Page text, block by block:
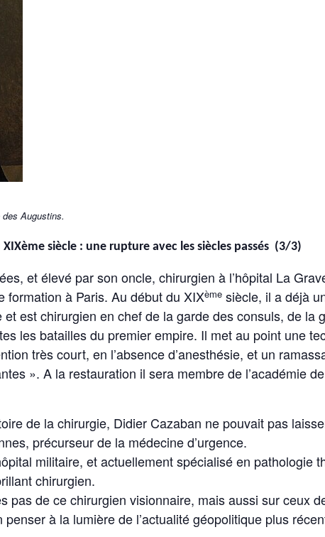
Augustins.
siècle : une rupture avec les siècles passés (3/3)
et élevé par son oncle, chirurgien à l’hôpital La
formation à Paris. Au début du XIXème siècle, il a déjà
est chirurgien en chef de la garde des consuls, de la
les batailles du premier empire. Il met au point une
très court, en l’absence d’anesthésie, et un
». A la restauration il sera membre de l’académie
de la chirurgie, Didier Cazaban ne pouvait pas
précurseur de la médecine d’urgence.
militaire, et actuellement spécialisé en pathologie
chirurgien.
pas de ce chirurgien visionnaire, mais aussi sur ceux
à la lumière de l’actualité géopolitique plus